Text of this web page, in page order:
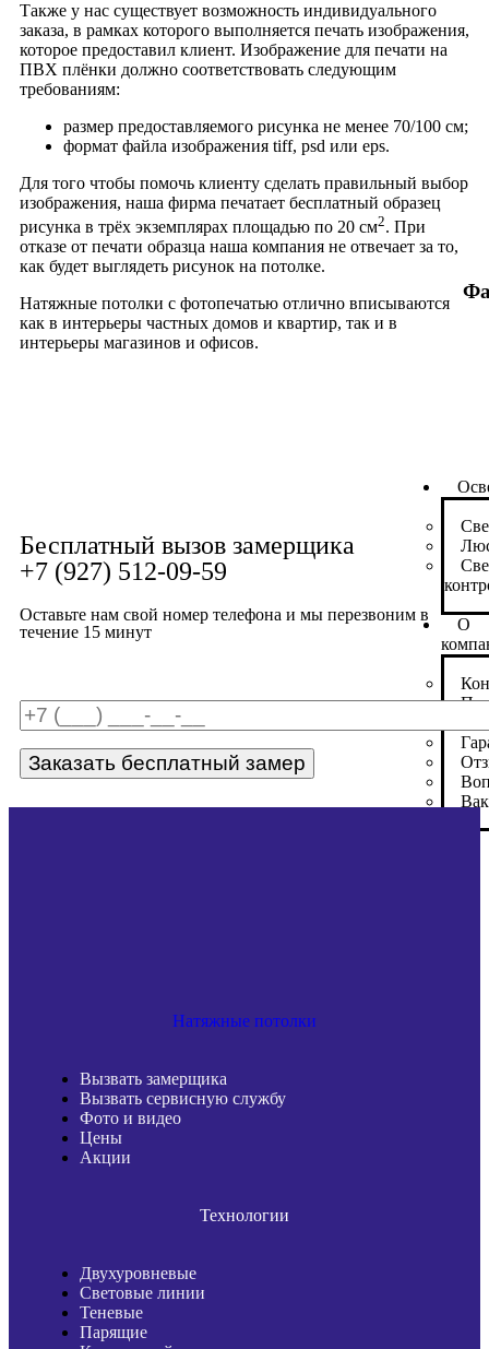
О
Также у нас существует возможность индивидуального
заказа, в рамках которого выполняется печать изображения,
которое предоставил клиент. Изображение для печати на
ПВХ плёнки должно соответствовать следующим
требованиям:
размер предоставляемого рисунка не менее 70/100 см;
формат файла изображения tiff, psd или eps.
Для того чтобы помочь клиенту сделать правильный выбор
изображения, наша фирма печатает бесплатный образец
рисунка в трёх экземплярах площадью по 20 см2. При
отказе от печати образца наша компания не отвечает за то,
как будет выглядеть рисунок на потолке.
Натяжные потолки с фотопечатью отлично вписываются
как в интерьеры частных домов и квартир, так и в
интерьеры магазинов и офисов.
Бесплатный вызов замерщика
+7 (927) 512-09-59
Оставьте нам свой номер телефона и мы перезвоним в
течение 15 минут
Натяжные потолки
Вызвать замерщика
Вызвать сервисную службу
Фото и видео
Цены
Акции
Технологии
Двухуровневые
Световые линии
Теневые
Парящие